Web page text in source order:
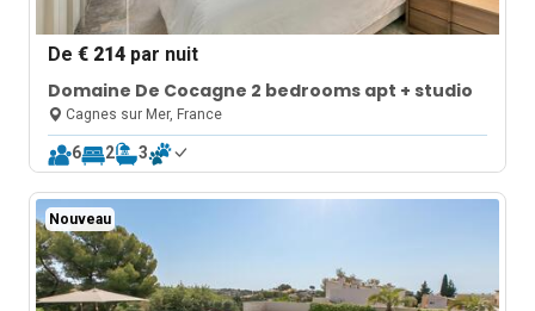
De€ 214 par nuit
Domaine De Cocagne 2 bedrooms apt + studio
Cagnes sur Mer, France
6 2 3
Nouveau